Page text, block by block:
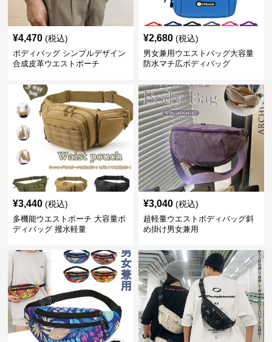
¥4,470 (税込)
ボディバッグ シンプルデザイン
合成皮革ウエストポーチ
¥2,680 (税込)
男女兼用ウエストバッグ大容量
防水マチ広ボディバッグ
¥3,440 (税込)
多機能ウエストポーチ 大容量ボ
ディバッグ 撥水軽量
¥3,040 (税込)
超軽量ウエストボディバッグ斜
め掛け男女兼用